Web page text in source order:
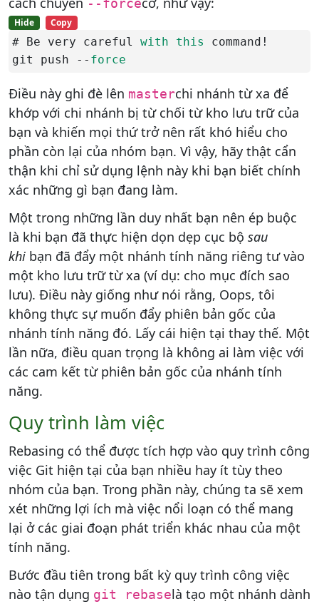
--force
Hide Copy
# Be very careful with this
command!
git push -- force
Điều này ghi đè lên masterchi nhánh từ xa để
khớp với chi nhánh bị từ chối từ kho lưu trữ của
bạn và khiến mọi thứ trở nên rất khó hiểu cho
phần còn lại của nhóm bạn. Vì vậy, hãy thật cẩn
thận khi chỉ sử dụng lệnh này khi bạn biết chính
xác những gì bạn đang làm.
Một trong những lần duy nhất bạn nên ép buộc
là khi bạn đã thực hiện dọn dẹp cục bộ sau
khi bạn đã đẩy một nhánh tính năng riêng tư vào
một kho lưu trữ từ xa (ví dụ: cho mục đích sao
lưu). Điều này giống như nói rằng, Oops, tôi
không thực sự muốn đẩy phiên bản gốc của
nhánh tính năng đó. Lấy cái hiện tại thay thế. Một
lần nữa, điều quan trọng là không ai làm việc với
các cam kết từ phiên bản gốc của nhánh tính
năng.
Quy trình làm việc
Rebasing có thể được tích hợp vào quy trình công
việc Git hiện tại của bạn nhiều hay ít tùy theo
nhóm của bạn. Trong phần này, chúng ta sẽ xem
xét những lợi ích mà việc nổi loạn có thể mang
lại ở các giai đoạn phát triển khác nhau của một
tính năng.
Bước đầu tiên trong bất kỳ quy trình công việc
nào tận dụng git rebaselà tạo một nhánh dành